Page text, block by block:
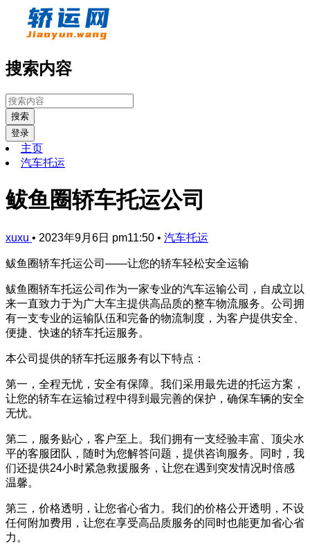
搜索内容
搜索
登录
主页
汽车托运
鲅鱼圈轿车托运公司
xuxu • 2023年9月6日 pm11:50 • 汽车托运
鲅鱼圈轿车托运公司——让您的轿车轻松安全运输
鲅鱼圈轿车托运公司作为一家专业的汽车运输公司，自成立以
来一直致力于为广大车主提供高品质的整车物流服务。公司拥
有一支专业的运输队伍和完备的物流制度，为客户提供安全、
便捷、快速的轿车托运服务。
本公司提供的轿车托运服务有以下特点：
第一，全程无忧，安全有保障。我们采用最先进的托运方案，
让您的轿车在运输过程中得到最完善的保护，确保车辆的安全
无忧。
第二，服务贴心，客户至上。我们拥有一支经验丰富、顶尖水
平的客服团队，随时为您解答问题，提供咨询服务。同时，我
们还提供24小时紧急救援服务，让您在遇到突发情况时倍感
温馨。
第三，价格透明，让您省心省力。我们的价格公开透明，不设
任何附加费用，让您在享受高品质服务的同时也能更加省心省
力。